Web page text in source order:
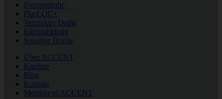
Pressendraht
PlasLOC+
Verzinkter Draht
Edelstahldraht
Sonstige Drähte
Über ACCENT
Karriere
Blog
Kontakt
Member of ACCENT